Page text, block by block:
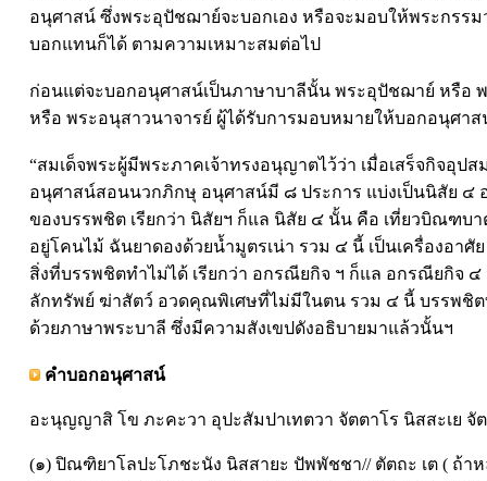
อนุศาสน์ ซึ่งพระอุปัชฌาย์จะบอกเอง หรือจะมอบให้พระกรรม
บอกแทนก็ได้ ตามความเหมาะสมต่อไป
ก่อนแต่จะบอกอนุศาสน์เป็นภาษาบาลีนั้น พระอุปัชฌาย์ หรือ พ
หรือ พระอนุสาวนาจารย์ ผู้ได้รับการมอบหมายให้บอกอนุศา
“สมเด็จพระผู้มีพระภาคเจ้าทรงอนุญาตไว้ว่า เมื่อเสร็จกิจอุป
อนุศาสน์สอนนวกภิกษุ อนุศาสน์มี ๘ ประการ แบ่งเป็นนิสัย ๔
ของบรรพชิต เรียกว่า นิสัยฯ ก็แล นิสัย ๔ นั้น คือ เที่ยวบิณฑบ
อยู่โคนไม้ ฉันยาดองด้วยน้ำมูตรเน่า รวม ๔ นี้ เป็นเครื่องอาศั
สิ่งที่บรรพชิตทำไม่ได้ เรียกว่า อกรณียกิจ ฯ ก็แล อกรณียกิจ ๔
ลักทรัพย์ ฆ่าสัตว์ อวดคุณพิเศษที่ไม่มีในตน รวม ๔ นี้ บรรพชิ
ด้วยภาษาพระบาลี ซึ่งมีความสังเขปดังอธิบายมาแล้วนั้นฯ
คำบอกอนุศาสน์
อะนุญญาสิ โข ภะคะวา อุปะสัมปาเทตวา จัตตาโร นิสสะเย จั
(๑) ปิณฑิยาโลปะโภชะนัง นิสสายะ ปัพพัชชา// ตัตถะ เต ( ถ้าห